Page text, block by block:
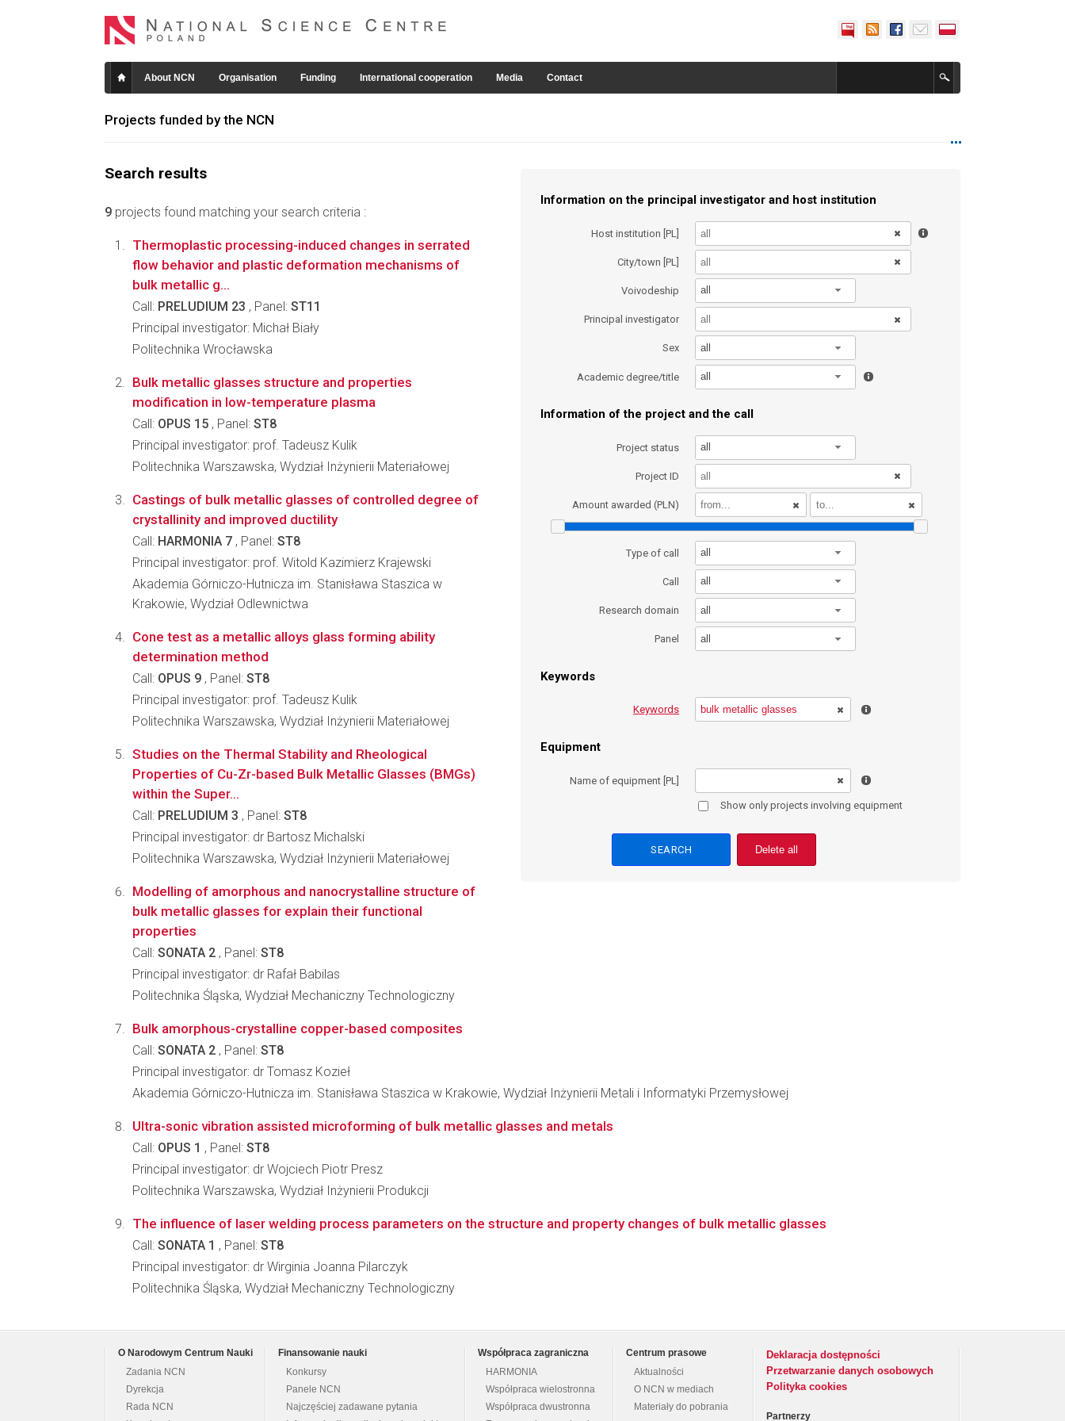
About NCN Organisation Funding International cooperation Media Contact
Projects funded by the NCN
Search results
9 projects found matching your search criteria :
Information on the principal investigator and host institution
Host institution [PL]
City/town [PL]
Voivodeship all
Principal investigator
Sex all
Academic degree/title all
Information of the project and the call
Project status all
Project ID
Amount awarded (PLN)
Type of call all
Call all
Research domain all
Panel all
Keywords
Keywords
Equipment
Name of equipment [PL]
Show only projects involving equipment
Delete all
Thermoplastic processing-induced changes in serrated
flow behavior and plastic deformation mechanisms of
bulk metallic g...
Call: PRELUDIUM 23 , Panel: ST11
Principal investigator: Michał Biały
Politechnika Wrocławska
Bulk metallic glasses structure and properties
modification in low-temperature plasma
Call: OPUS 15 , Panel: ST8
Principal investigator: prof. Tadeusz Kulik
Politechnika Warszawska, Wydział Inżynierii Materiałowej
Castings of bulk metallic glasses of controlled degree of
crystallinity and improved ductility
Call: HARMONIA 7 , Panel: ST8
Principal investigator: prof. Witold Kazimierz Krajewski
Akademia Górniczo-Hutnicza im. Stanisława Staszica w
Krakowie, Wydział Odlewnictwa
Cone test as a metallic alloys glass forming ability
determination method
Call: OPUS 9 , Panel: ST8
Principal investigator: prof. Tadeusz Kulik
Politechnika Warszawska, Wydział Inżynierii Materiałowej
Studies on the Thermal Stability and Rheological
Properties of Cu-Zr-based Bulk Metallic Glasses (BMGs)
within the Super...
Call: PRELUDIUM 3 , Panel: ST8
Principal investigator: dr Bartosz Michalski
Politechnika Warszawska, Wydział Inżynierii Materiałowej
Modelling of amorphous and nanocrystalline structure of
bulk metallic glasses for explain their functional
properties
Call: SONATA 2 , Panel: ST8
Principal investigator: dr Rafał Babilas
Politechnika Śląska, Wydział Mechaniczny Technologiczny
Bulk amorphous-crystalline copper-based composites
Call: SONATA 2 , Panel: ST8
Principal investigator: dr Tomasz Kozieł
Akademia Górniczo-Hutnicza im. Stanisława Staszica w Krakowie, Wydział Inżynierii Metali i Informatyki Przemysłowej
Ultra-sonic vibration assisted microforming of bulk metallic glasses and metals
Call: OPUS 1 , Panel: ST8
Principal investigator: dr Wojciech Piotr Presz
Politechnika Warszawska, Wydział Inżynierii Produkcji
The influence of laser welding process parameters on the structure and property changes of bulk metallic glasses
Call: SONATA 1 , Panel: ST8
Principal investigator: dr Wirginia Joanna Pilarczyk
Politechnika Śląska, Wydział Mechaniczny Technologiczny
O Narodowym Centrum Nauki
Zadania NCN
Dyrekcja
Rada NCN
Finansowanie nauki
Konkursy
Panele NCN
Najczęściej zadawane pytania
Współpraca zagraniczna
HARMONIA
Współpraca wielostronna
Współpraca dwustronna
Centrum prasowe
Aktualności
O NCN w mediach
Materiały do pobrania
Deklaracja dostępności
Przetwarzanie danych osobowych
Polityka cookies
Partnerzy